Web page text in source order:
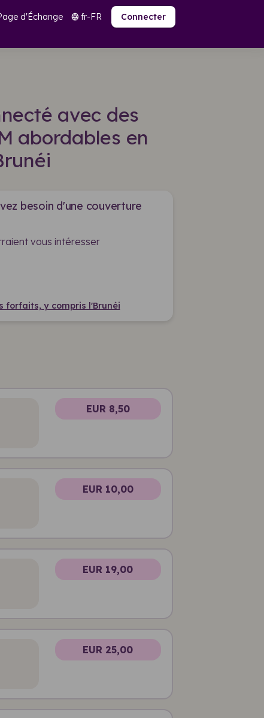
d'Échange language fr-FR Connecter
avec des
abordables en
besoin d'une couverture
vous intéresser
forfaits, y compris l'Brunéi
EUR 8,50
EUR 10,00
EUR 19,00
EUR 25,00